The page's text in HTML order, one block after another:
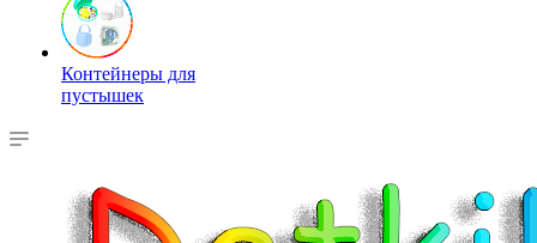
Контейнеры для
пустышек